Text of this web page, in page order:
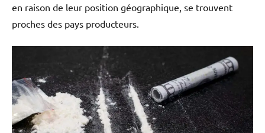
en raison de leur position géographique, se trouvent
proches des pays producteurs.